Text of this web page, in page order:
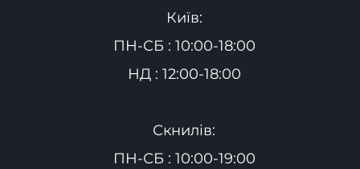
Київ:
ПН-СБ : 10:00-18:00
НД : 12:00-18:00
Скнилів:
ПН-СБ : 10:00-19:00